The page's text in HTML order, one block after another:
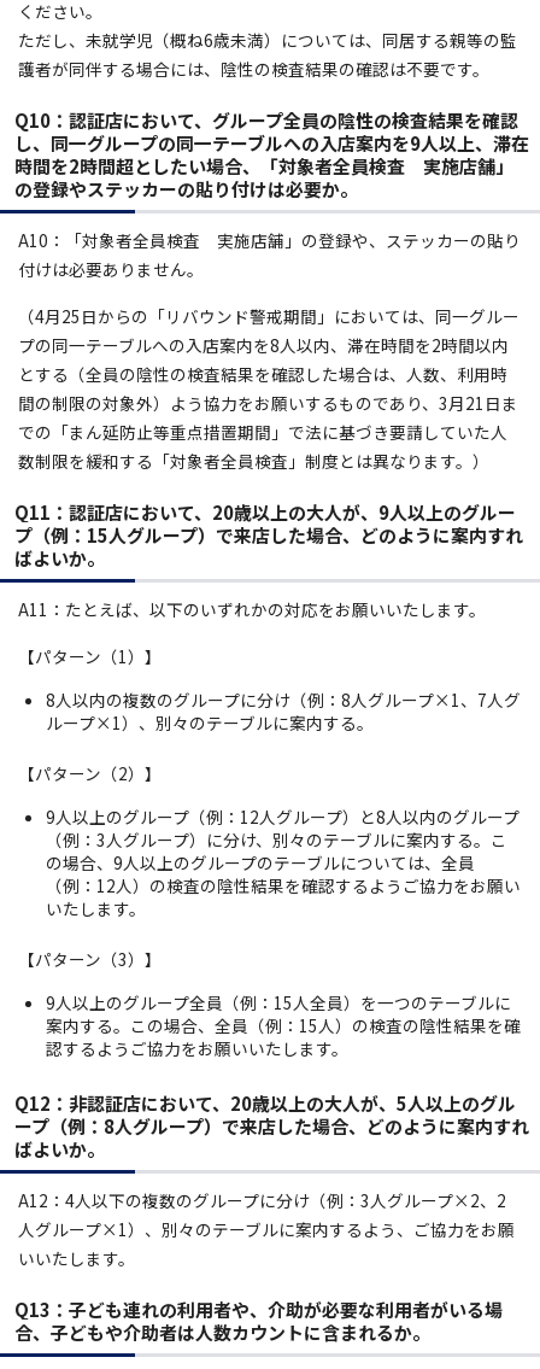
ください。
ただし、未就学児（概ね6歳未満）については、同居する親等の監
護者が同伴する場合には、陰性の検査結果の確認は不要です。
Q10： 認証店において、グループ全員の陰性の検査結果を確認
し、同一グループの同一テーブルへの入店案内を9人以上、滞在
時間を2時間超としたい場合、「対象者全員検査 実施店舗」
の登録やステッカーの貼り付けは必要か。
A10：「対象者全員検査 実施店舗」の登録や、ステッカーの貼り
付けは必要ありません。
（4月25日からの「リバウンド警戒期間」においては、同一グルー
プの同一テーブルへの入店案内を8人以内、滞在時間を2時間以内
とする（全員の陰性の検査結果を確認した場合は、人数、利用時
間の制限の対象外）よう協力をお願いするものであり、3月21日ま
での「まん延防止等重点措置期間」で法に基づき要請していた人
数制限を緩和する「対象者全員検査」制度とは異なります。）
Q11：認証店において、20歳以上の大人が、9人以上のグルー
プ（例：15人グループ）で来店した場合、どのように案内すれ
ばよいか。
A11：たとえば、以下のいずれかの対応をお願いいたします。
【パターン（1）】
8人以内の複数のグループに分け（例：8人グループ×1、7人グ
ループ×1）、別々のテーブルに案内する。
【パターン（2）】
9人以上のグループ（例：12人グループ）と8人以内のグループ
（例：3人グループ）に分け、別々のテーブルに案内する。こ
の場合、9人以上のグループのテーブルについては、全員
（例：12人）の検査の陰性結果を確認するようご協力をお願い
いたします。
【パターン（3）】
9人以上のグループ全員（例：15人全員）を一つのテーブルに
案内する。この場合、全員（例：15人）の検査の陰性結果を確
認するようご協力をお願いいたします。
Q12：非認証店において、20歳以上の大人が、5人以上のグル
ープ（例：8人グループ）で来店した場合、どのように案内すれ
ばよいか。
A12：4人以下の複数のグループに分け（例：3人グループ×2、2
人グループ×1）、別々のテーブルに案内するよう、ご協力をお願
いいたします。
Q13：子ども連れの利用者や、介助が必要な利用者がいる場
合、子どもや介助者は人数カウントに含まれるか。